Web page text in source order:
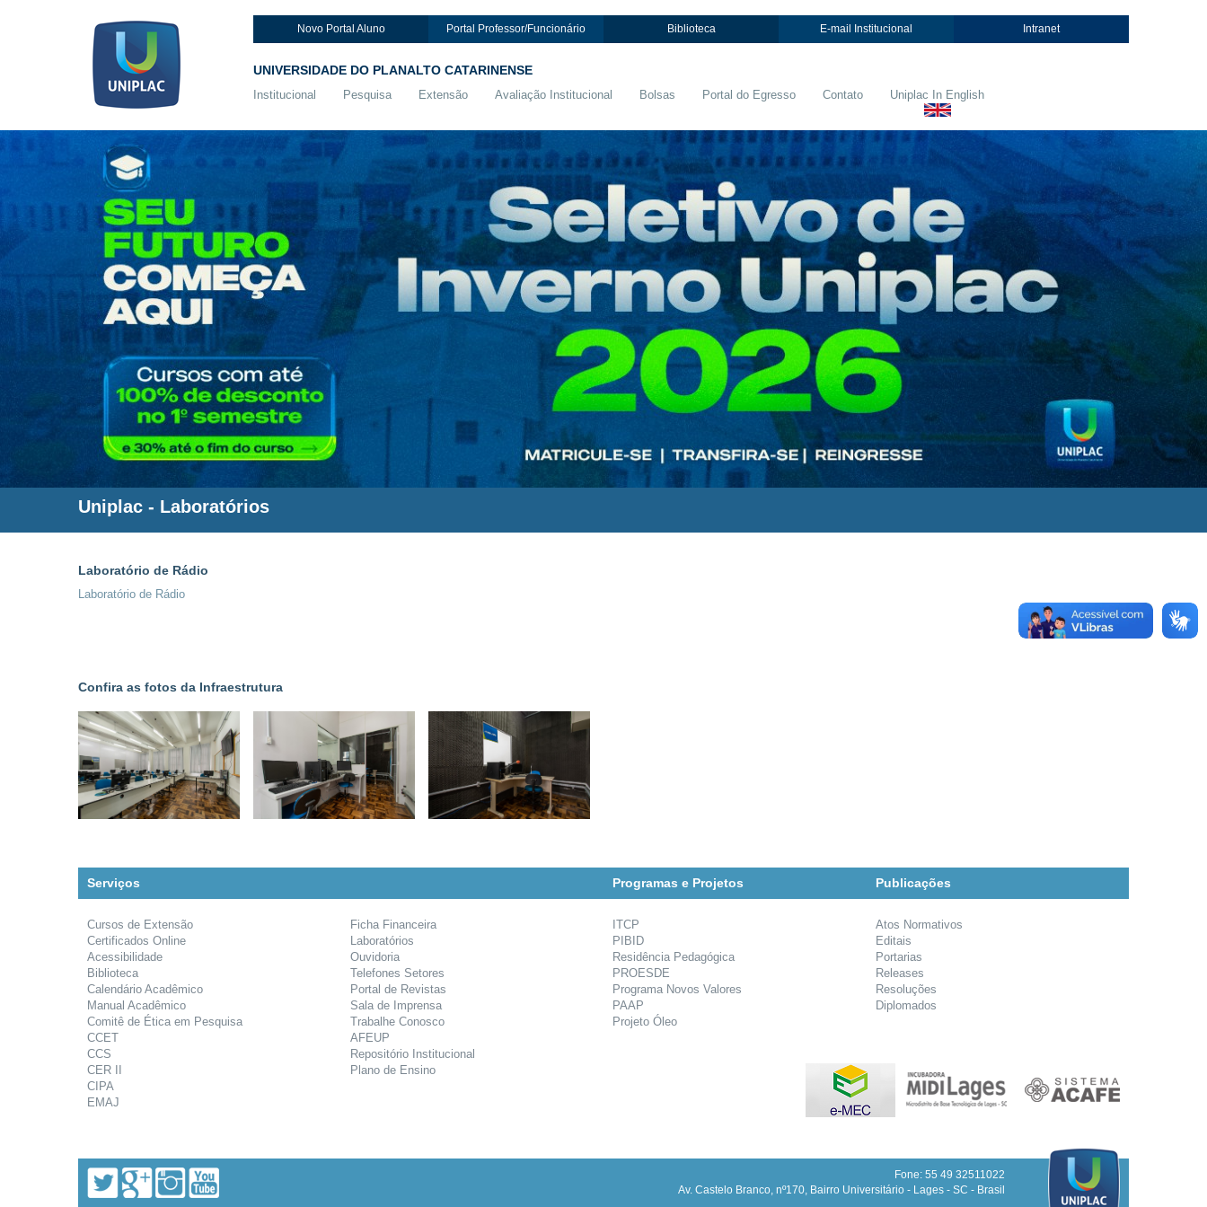
Novo Portal Aluno Portal Professor/Funcionário Biblioteca E-mail Institucional Intranet
UNIVERSIDADE DO PLANALTO CATARINENSE
Institucional Pesquisa Extensão Avaliação Institucional Bolsas Portal do Egresso Contato Uniplac In English
Uniplac - Laboratórios
Laboratório de Rádio
Laboratório de Rádio
Confira as fotos da Infraestrutura
Serviços
Cursos de Extensão
Certificados Online
Acessibilidade
Biblioteca
Calendário Acadêmico
Manual Acadêmico
Comitê de Ética em Pesquisa
CCET
CCS
CER II
CIPA
EMAJ
Ficha Financeira
Laboratórios
Ouvidoria
Telefones Setores
Portal de Revistas
Sala de Imprensa
Trabalhe Conosco
AFEUP
Repositório Institucional
Plano de Ensino
Programas e Projetos
ITCP
PIBID
Residência Pedagógica
PROESDE
Programa Novos Valores
PAAP
Projeto Óleo
Publicações
Atos Normativos
Editais
Portarias
Releases
Resoluções
Diplomados
Fone: 55 49 32511022
Av. Castelo Branco, nº170, Bairro Universitário - Lages - SC - Brasil